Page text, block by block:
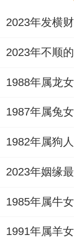
发明的“需求
的东西列清单
开支；转而
的马伯伯、
教育基金！
在这事儿得
马阿姨分享